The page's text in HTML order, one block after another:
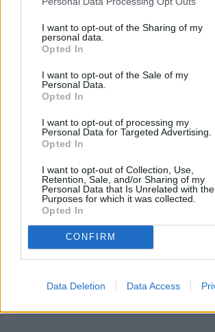
I want to opt-out of the Sharing of my
personal data.
Opted In
I want to opt-out of the Sale of my
Personal Data.
Opted In
I want to opt-out of processing my
Personal Data for Targeted Advertising.
Opted In
I want to opt-out of Collection, Use,
Retention, Sale, and/or Sharing of my
Personal Data that Is Unrelated with the
Purposes for which it was collected.
Opted In
CONFIRM
Data Deletion Data Access
τυχόν επικίνδυνες επιπτώσεις…
αρτηριακή πίεση, τον καρδιακό
τη λειτουργία του εγκεφάλου»,
διευκρινιστικές πληροφορίες για
συστατικά του ποτού.